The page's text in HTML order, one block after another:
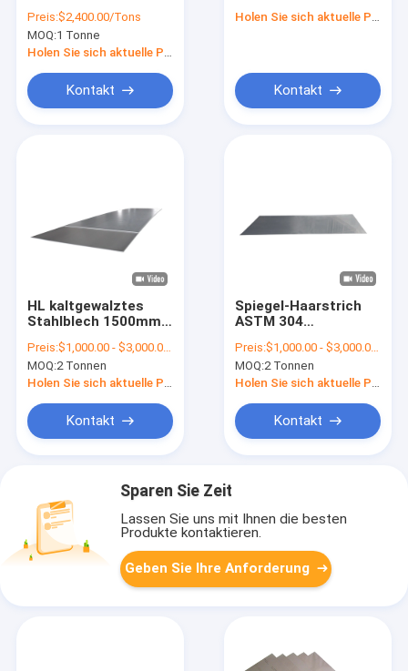
1220x3428mm
Preis:$2,400.00/Tons
MOQ:1 Tonne
Kontakt
mechanische
Holen Sie sich aktuelle Preis
Kontakt
HL kaltgewalztes
Stahlblech 1500mm
ASTM 201 SS
Preis:$1,000.00 - $3,000.00/Tons
MOQ:2 Tonnen
Holen Sie sich aktuelle Preis
Kontakt
Spiegel-Haarstrich
ASTM 304
Stahlblech-2B
Ende6000mm
Preis:$1,000.00 - $3,000.00/Tons
MOQ:2 Tonnen
Holen Sie sich aktuelle Preis
Kontakt
Sparen Sie Zeit
Lassen Sie uns mit Ihnen die besten
Produkte kontaktieren.
Geben Sie Ihre Anforderung